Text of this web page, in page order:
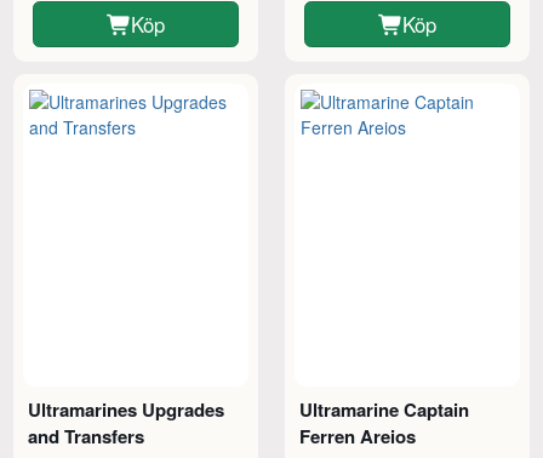
Köp Köp
Ultramarines Upgrades
and Transfers
Ultramarine Captain
Ferren Areios